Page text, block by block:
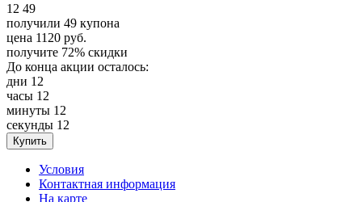
12 49
получили 49 купона
цена 1120 руб.
получите 72% скидки
До конца акции осталось:
дни 12
часы 12
минуты 12
секунды 12
Условия
Контактная информация
На карте